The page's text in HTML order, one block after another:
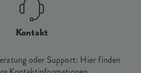
Kontakt
oder Support: Hier finden